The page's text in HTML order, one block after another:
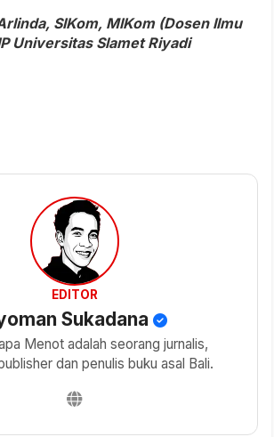
SIKom, MIKom (Dosen Ilmu
Universitas Slamet Riyadi
EDITOR
Sukadana
Menot adalah seorang jurnalis,
dan penulis buku asal Bali.